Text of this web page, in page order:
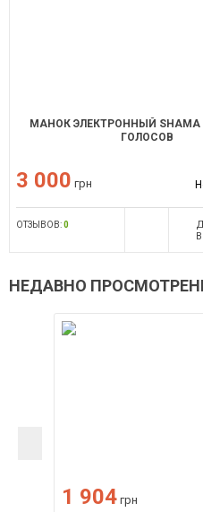
МАНОК ЭЛЕКТРОННЫЙ SHAMA
ГОЛОСОВ
3 000 грн
ОТЗЫВОВ:0
НЕДАВНО
1 904 грн